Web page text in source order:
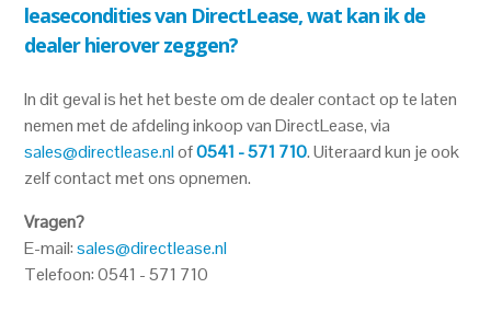
leasecondities van DirectLease, wat kan ik de
dealer hierover zeggen?
In dit geval is het het beste om de dealer contact op te laten
nemen met de afdeling inkoop van DirectLease, via
sales@directlease.nlof0541 - 571 710. Uiteraard kun je ook
zelf contact met ons opnemen.
Vragen?
E-mail:sales@directlease.nl
Telefoon: 0541 - 571 710